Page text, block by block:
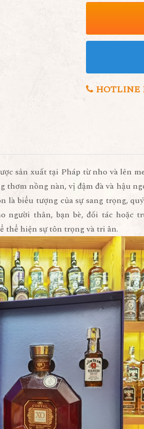
HOTLINE
sản xuất tại Pháp từ nho và lên
thơm nồng nàn, vị đậm đà và hậu
là biểu tượng của sự sang trọng,
người thân, bạn bè, đối tác hoặc
thể hiện sự tôn trọng và tri ân.